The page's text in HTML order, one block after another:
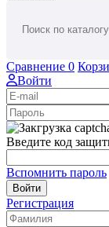
Сравнение 0
Войти
Введите код
Вспомнить пароль
Войти
Регистрация